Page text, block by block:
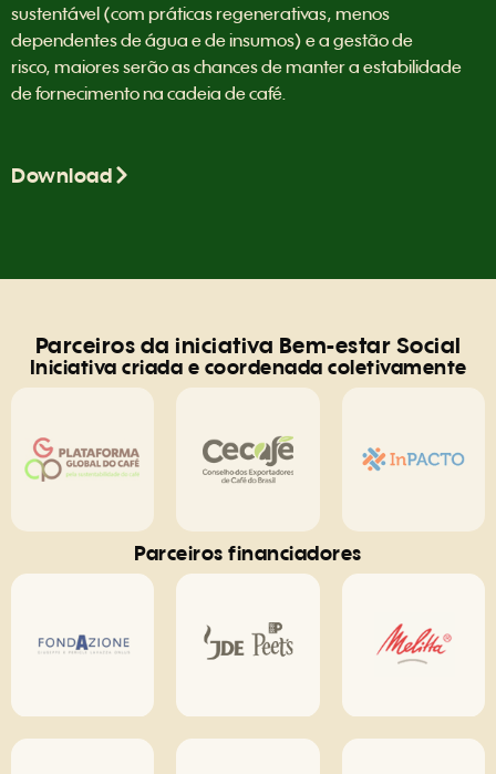
sustentável (com práticas regenerativas, menos
dependentes de água e de insumos) e a gestão de
risco, maiores serão as chances de manter a estabilidade
de fornecimento na cadeia de café.
Download
Parceiros da iniciativa Bem-estar Social
Iniciativa criada e coordenada coletivamente
Parceiros financiadores